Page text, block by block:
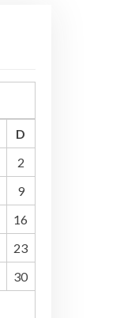
D
2
9
16
23
30